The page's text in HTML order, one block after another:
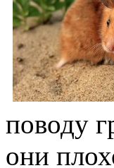
поводу
они